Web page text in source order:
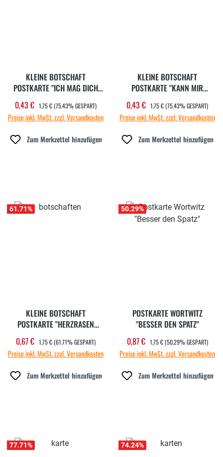
KLEINE BOTSCHAFT
POSTKARTE "ICH MAG DICH
EIN BISSCHEN MEHR"
Verkaufspreis:
0,43 € REGULÄRER PREIS:
1,75 €(75.43% GESPART)
Preise inkl. MwSt. zzgl. Versandkosten
Zum Merkzettel hinzufügen
KLEINE BOTSCHAFT
POSTKARTE "KANN MIR
Verkaufspreis:
0,43 € REGULÄRER PREIS:
1,75 €(75.43% GESPART)
Preise inkl. MwSt. zzgl. Versandkosten
Zum Merkzettel hinzufügen
61.71%
KLEINE BOTSCHAFT
POSTKARTE "HERZRASEN
KANN MAN NICHT MÄHEN"
Verkaufspreis:
0,67 € REGULÄRER PREIS:
1,75 €(61.71% GESPART)
Preise inkl. MwSt. zzgl. Versandkosten
Zum Merkzettel hinzufügen
50.29%
POSTKARTE WORTWITZ
"BESSER DEN SPATZ"
Verkaufspreis:
0,87 € REGULÄRER PREIS:
1,75 € (50.29% GESPART)
Preise inkl. MwSt. zzgl. Versandkosten
Zum Merkzettel hinzufügen
77.71% 74.24%